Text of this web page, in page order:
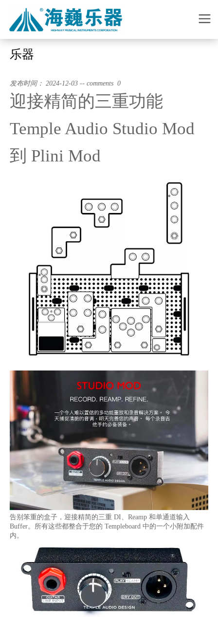
乐器
发布时间： 2024-12-03 -- comments 0
迎接精简的三重功能
Temple Audio Studio Mod
到 Plini Mod
告别笨重的盒子，迎接精简的三重 DI、Reamp 和单通道输入
Buffer。所有这些都整合于您的 Templeboard 中的一个小附加配件
内。